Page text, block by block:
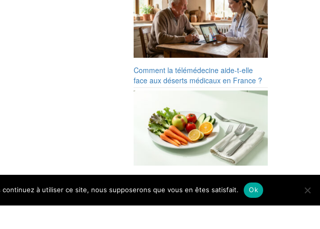
Comment la télémédecine aide-t-elle
face aux déserts médicaux en France ?
Les 7 meilleures pistes santé face à la
cyclosporose en 2026
à utiliser ce site, nous supposerons que vous en êtes satisfait. Ok